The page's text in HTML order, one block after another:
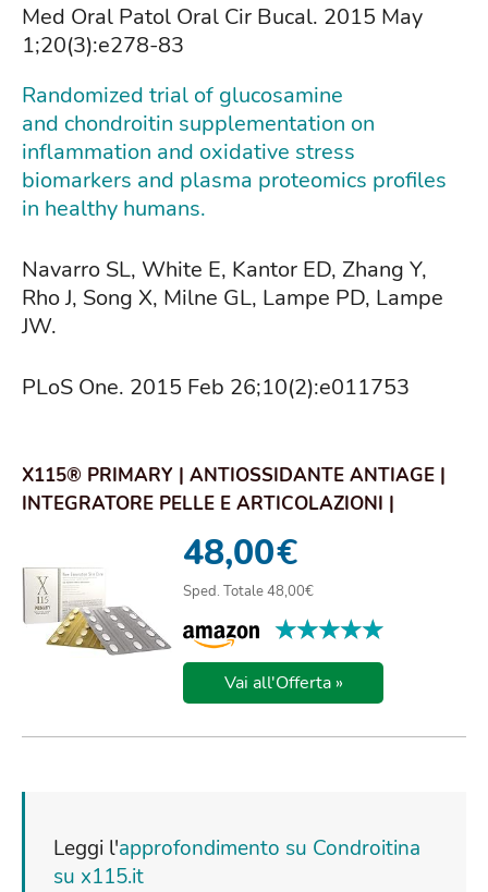
Med Oral Patol Oral Cir Bucal. 2015 May
1;20(3):e278-83
Randomized trial of glucosamine
and chondroitin supplementation on
inflammation and oxidative stress
biomarkers and plasma proteomics profiles
in healthy humans.
Navarro SL, White E, Kantor ED, Zhang Y,
Rho J, Song X, Milne GL, Lampe PD, Lampe
JW.
PLoS One. 2015 Feb 26;10(2):e011753
X115® PRIMARY | ANTIOSSIDANTE ANTIAGE |
INTEGRATORE PELLE E ARTICOLAZIONI |
48,00€
Sped. Totale 48,00€
★★★★★
★★★★★
Vai all'Offerta »
Leggi l'approfondimento su Condroitina
su x115.it